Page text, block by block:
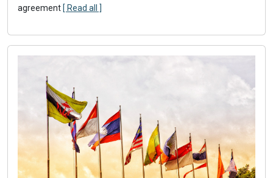
agreement [ Read all ]